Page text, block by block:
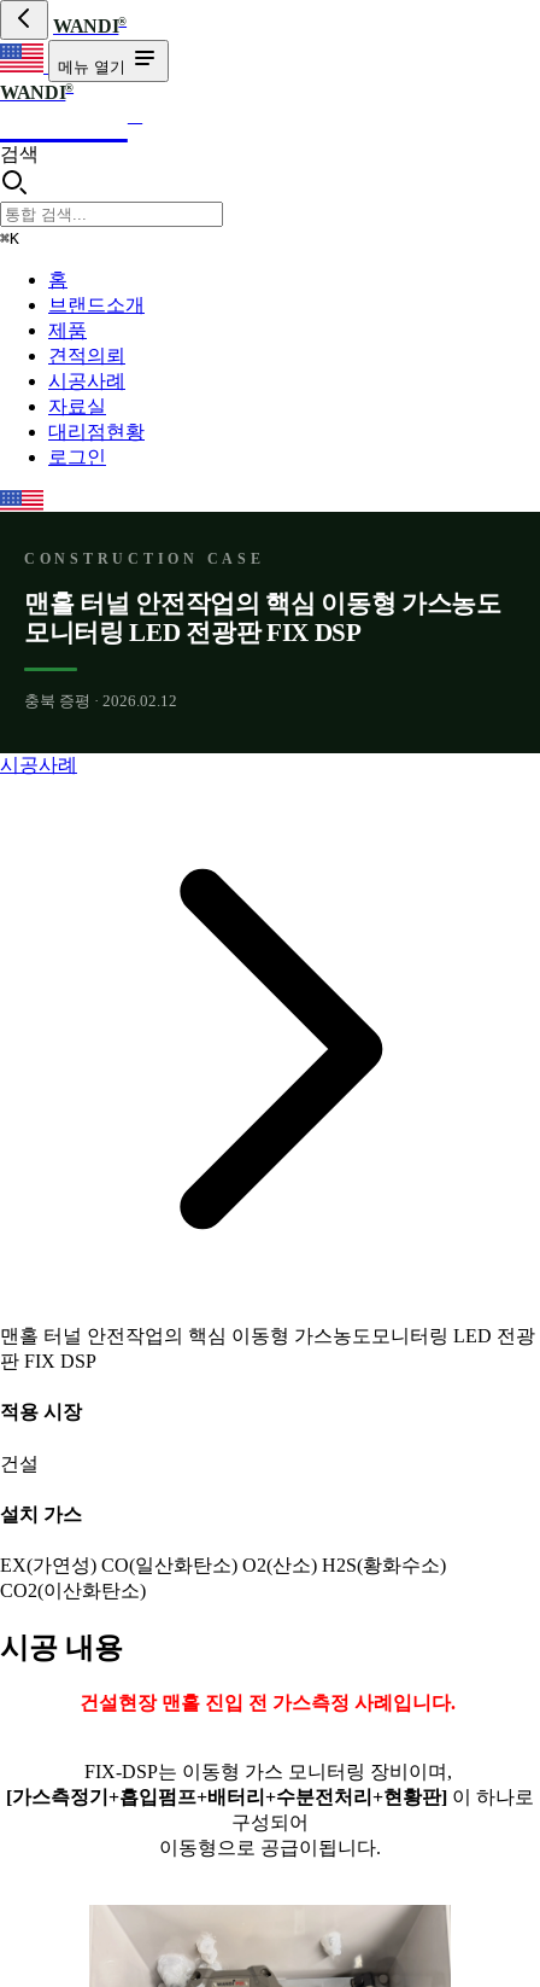
WANDI®
메뉴 열기
WANDI®
WANDI
검색
⌘K
홈
브랜드소개
제품
견적의뢰
시공사례
자료실
대리점현황
로그인
CONSTRUCTION CASE
맨홀 터널 안전작업의 핵심 이동형 가스농도
모니터링 LED 전광판 FIX DSP
충북 증평 · 2026.02.12
시공사례
맨홀 터널 안전작업의 핵심 이동형 가스농도모니터링 LED 전광
판 FIX DSP
적용 시장
건설
설치 가스
EX(가연성) CO(일산화탄소) O2(산소) H2S(황화수소)
CO2(이산화탄소)
시공 내용
건설현장 맨홀 진입 전 가스측정 사례입니다.
FIX-DSP는 이동형 가스 모니터링 장비이며,
[가스측정기+흡입펌프+배터리+수분전처리+현황판] 이 하나로
구성되어
이동형으로 공급이됩니다.